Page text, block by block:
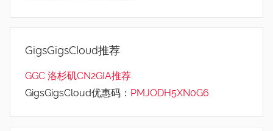
GigsGigsCloud推荐
GGC 洛杉矶CN2GIA推荐
GigsGigsCloud优惠码： PMJODH5XN0G6